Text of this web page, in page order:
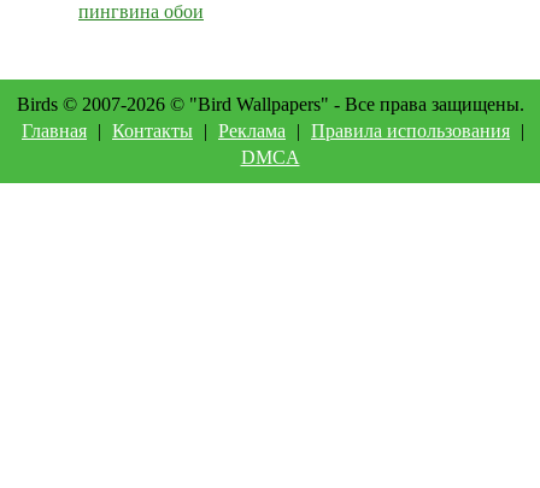
пингвина обои
Birds © 2007-2026 © "Bird Wallpapers" - Все права защищены.
Главная | Контакты | Реклама | Правила использования |
DMCA